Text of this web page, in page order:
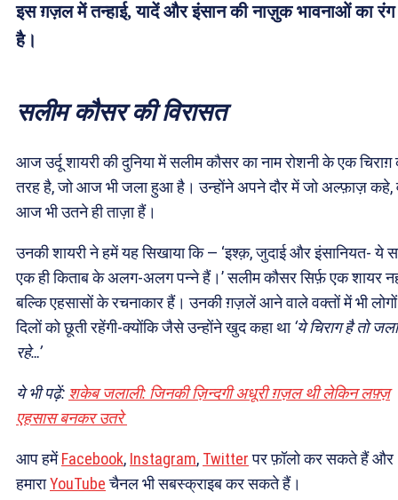
इस ग़ज़ल में तन्हाई, यादें और इंसान की नाज़ुक भावनाओं का रंग
है।
सलीम कौसर की विरासत
आज उर्दू शायरी की दुनिया में सलीम कौसर का नाम रोशनी के एक चिराग़
तरह है, जो आज भी जला हुआ है। उन्होंने अपने दौर में जो अल्फ़ाज़ कहे,
आज भी उतने ही ताज़ा हैं।
उनकी शायरी ने हमें यह सिखाया कि — ‘इश्क़, जुदाई और इंसानियत- ये
एक ही किताब के अलग-अलग पन्ने हैं।’ सलीम कौसर सिर्फ़ एक शायर
बल्कि एहसासों के रचनाकार हैं। उनकी ग़ज़लें आने वाले वक्तों में भी
दिलों को छूती रहेंगी-क्योंकि जैसे उन्होंने खुद कहा था‘ये चिराग है तो जला
रहे…’
ये भी पढ़ें: शकेब जलाली: जिनकी ज़िन्दगी अधूरी ग़ज़ल थी लेकिन लफ़्ज़
एहसास बनकर उतरे
आप हमेंFacebook, Instagram, Twitterपर फ़ॉलो कर सकते हैं और
हमाराYouTubeचैनल भी सबस्क्राइब कर सकते हैं।